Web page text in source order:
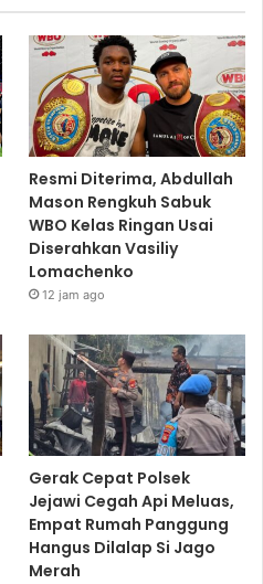
Resmi Diterima, Abdullah
Mason Rengkuh Sabuk
WBO Kelas Ringan Usai
Diserahkan Vasiliy
Lomachenko
12 jam ago
Gerak Cepat Polsek
Jejawi Cegah Api Meluas,
Empat Rumah Panggung
Hangus Dilalap Si Jago
Merah